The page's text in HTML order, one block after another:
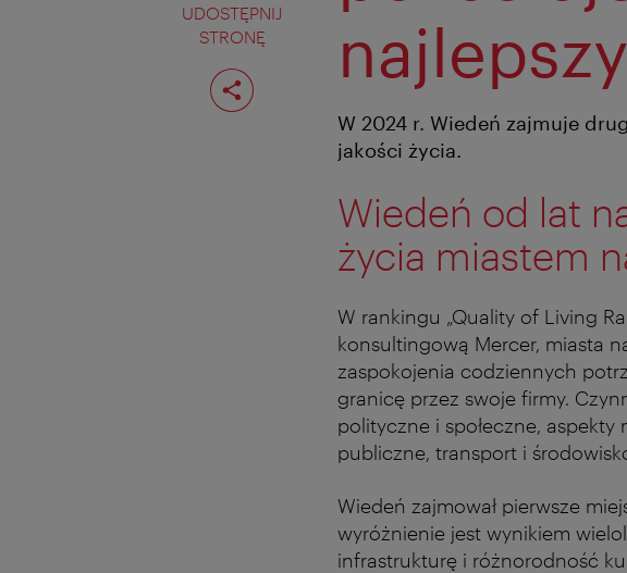
UDOSTĘPNIJ
STRONĘ
Podziel
stronę
W 2024 r. Wiedeń zajmuje
jakości życia.
Wiedeń od lat
życia miastem
W rankingu „Quality of Living
konsultingową Mercer, miasta
zaspokojenia codziennych
granicę przez swoje firmy.
polityczne i społeczne, aspekty
publiczne, transport i
Wiedeń zajmował pierwsze
wyróżnienie jest wynikiem
infrastrukturę i różnorodność